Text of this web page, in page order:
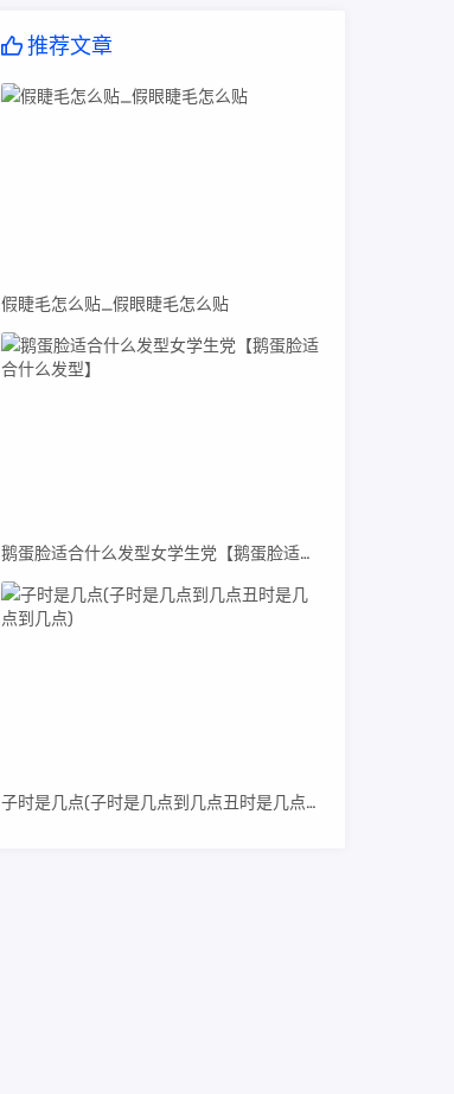
推荐文章
假睫毛怎么贴_假眼睫毛怎么贴
鹅蛋脸适合什么发型女学生党【鹅蛋脸适合什么发型】
子时是几点(子时是几点到几点丑时是几点到几点)